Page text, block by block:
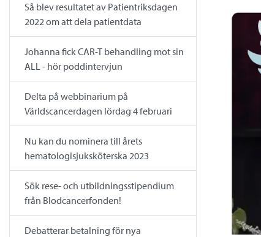
Så blev resultatet av Patientriksdagen
2022 om att dela patientdata
Johanna fick CAR-T behandling mot sin
ALL - hör poddintervjun
Delta på webbinarium på
Världscancerdagen lördag 4 februari
Nu kan du nominera till årets
hematologisjuksköterska 2023
Sök rese- och utbildningsstipendium
från Blodcancerfonden!
Debatterar betalning för nya